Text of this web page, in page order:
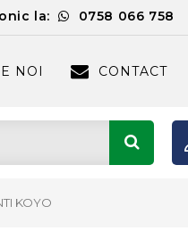
la: 0758 066 758
NOI CONTACT
KOYO